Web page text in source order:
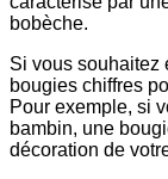
bobèche.
Si vous souhaitez
bougies chiffres
Pour exemple, si
bambin, une
décoration de